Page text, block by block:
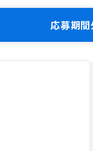
応募期